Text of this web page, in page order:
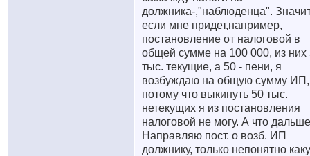
должника-,"наблюденца".
если мне придет,например,
постановление от налоговой в
общей сумме на 100 000, из них
тыс. текущие, а 50 - пени, я
возбуждаю на общую сумму ИП,
потому что выкинуть 50 тыс.
нетекущих я из постановления
налоговой не могу. А что
Направляю пост. о возб. ИП
должнику, только непонятно